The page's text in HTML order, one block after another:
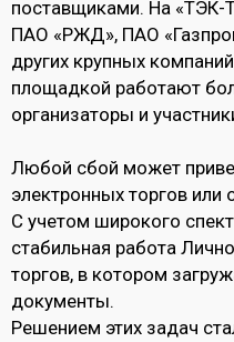
поставщиками. На «ТЭК-
ПАО «РЖД», ПАО
других крупных
площадкой работают
организаторы и
Любой сбой может
электронных торгов или
С учетом широкого
стабильная работа
торгов, в котором
документы.
Решением этих задач